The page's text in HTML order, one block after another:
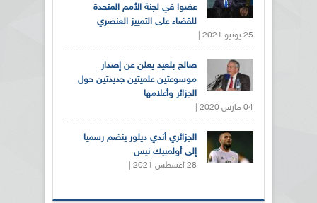
عضوا في لجنة الأمم المتحدة
للقضاء على التمييز العنصري
25 يونيو 2021 |
صالح بلعيد يعلن عن إصدار
موسوعتين علميتين جديدتين حول
الجزائر وأعلامها
04 مارس 2020 |
الجزائري أندي ديلور ينضم رسميا
إلى أولمبيك نيس
28 أغسطس 2021 |